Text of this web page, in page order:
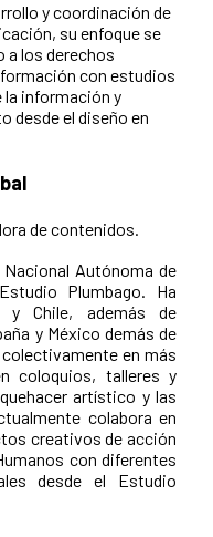
y coordinación de
su enfoque se
a los derechos
con estudios
la información y
desde el diseño en
de contenidos.
Autónoma de
Plumbago. Ha
y Chile, además de
y México demás de
en más
coloquios, talleres y
artístico y las
colabora en
creativos de acción
con diferentes
desde el Estudio